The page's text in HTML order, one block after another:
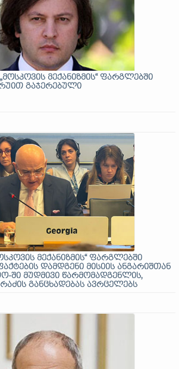
მექანიზმის“ ფარგლებში
გაჯერებული
მექანიზმის“ ფარგლებში
დამდგენი მისიის ანგარიშთან
ში მუდმივი წარმომადგენლის,
განცხადებას ავრცელებს